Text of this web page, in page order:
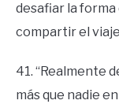
desafiar la forma
compartir el
41. “Realmente
más que nadie